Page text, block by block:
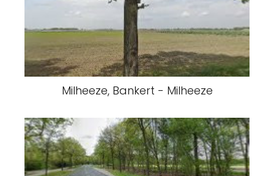
Milheeze, Bankert - Milheeze